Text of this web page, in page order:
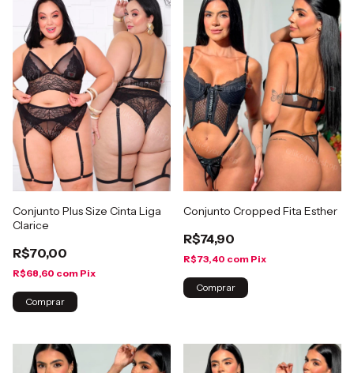
Conjunto Plus Size Cinta Liga
Clarice
R$70,00
R$68,60 com Pix
Comprar
Conjunto Cropped Fita Esther
R$74,90
R$73,40 com Pix
Comprar